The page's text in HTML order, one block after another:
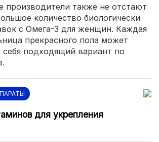
производители также не отстают
количество биологически
с Омега-3 для женщин. Каждая
прекрасного пола может
себя подходящий вариант по
для укрепления